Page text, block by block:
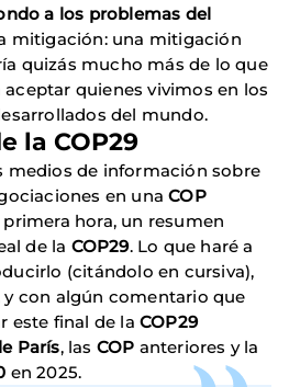
a los problemas del
mitigación: una mitigación
quizás mucho más de lo que
quienes vivimos en los
del mundo.
la COP29
medios de información sobre
en unaCOP
hora, un resumen
de la COP29. Lo que haré a
(citándolo en cursiva),
con algún comentario que
este final de la COP29
París, las COP anteriores y la
en 2025.